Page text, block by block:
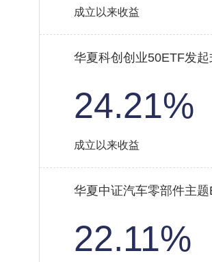
成立以来收益
华夏科创创业50ETF发起
24.21%
成立以来收益
华夏中证汽车零部件主题
22.11%